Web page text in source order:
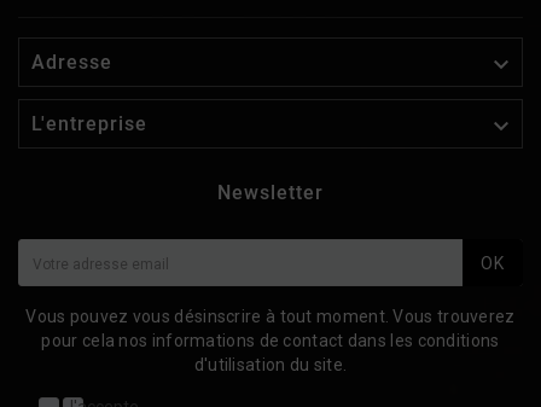
Adresse 
L'entreprise 
Newsletter
OK
Vous pouvez vous désinscrire à tout moment. Vous trouverez
pour cela nos informations de contact dans les conditions
d'utilisation du site.